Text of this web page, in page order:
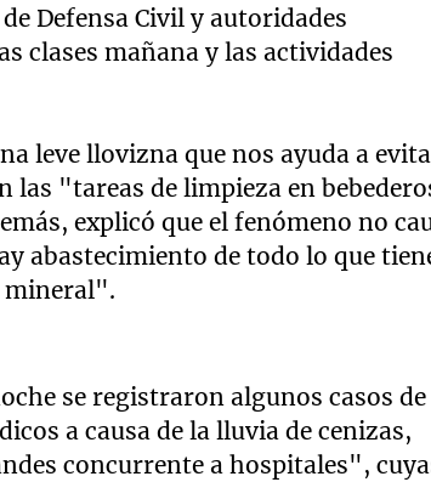
Defensa Civil y autoridades
clases mañana y las actividades
leve llovizna que nos ayuda a
"tareas de limpieza en
explicó que el fenómeno no
abastecimiento de todo lo que
mineral".
se registraron algunos casos de
a causa de la lluvia de cenizas,
concurrente a hospitales",